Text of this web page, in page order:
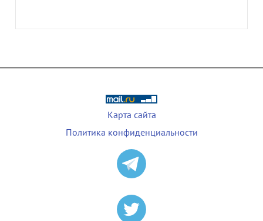
Карта сайта
Политика конфиденциальности